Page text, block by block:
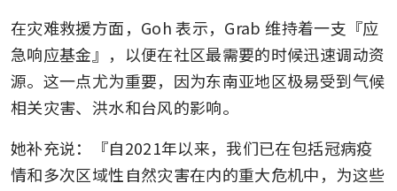
在灾难救援方面，Goh 表示，Grab 维持着一支『应
急响应基金』，以便在社区最需要的时候迅速调动资
源。这一点尤为重要，因为东南亚地区极易受到气候
相关灾害、洪水和台风的影响。
她补充说：『自2021年以来，我们已在包括冠病疫
情和多次区域性自然灾害在内的重大危机中，为这些